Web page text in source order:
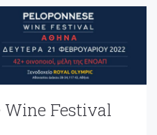
Wine Festival